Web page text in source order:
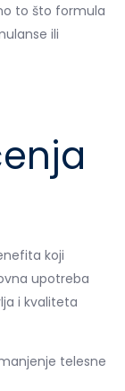
to što formula
ili
koji
upotreba
i kvaliteta
telesne